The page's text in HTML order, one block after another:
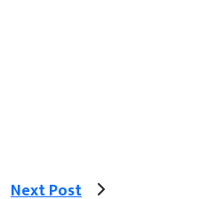
Next Post